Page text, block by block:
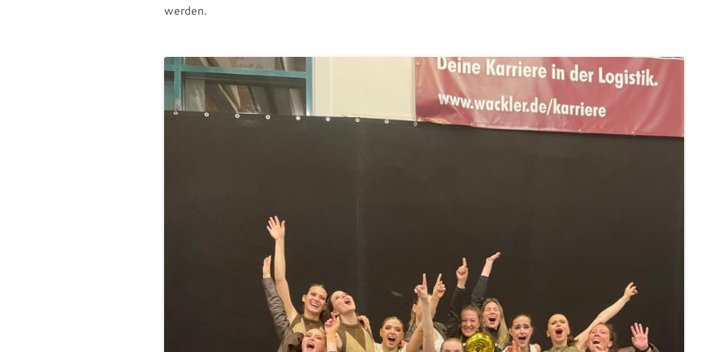
werden.